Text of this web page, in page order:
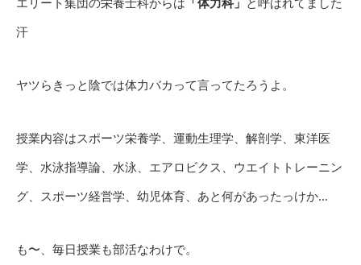
汗
ヤツらきっと陰では体力バカって言ってたろうよ。
授業内容はスポーツ栄養学、運動生理学、解剖学、東洋医
学、水泳指導論、水泳、エアロビクス、ウエイトトレーニン
グ、スポーツ経営学、幼児体育、あと何があったっけか…
も〜、毎日授業も部活なわけで。